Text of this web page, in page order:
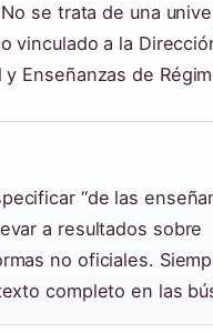
se trata de una
vinculado a la
Enseñanzas de
“de las
a resultados sobre
no oficiales.
completo en las